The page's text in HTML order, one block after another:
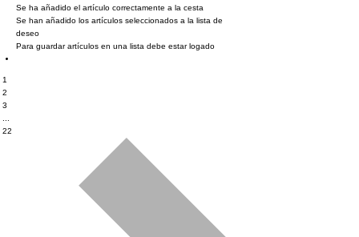
Se ha añadido el artículo correctamente a la cesta
Se han añadido los artículos seleccionados a la lista de
deseo
Para guardar artículos en una lista debe estar logado
1
2
3
22